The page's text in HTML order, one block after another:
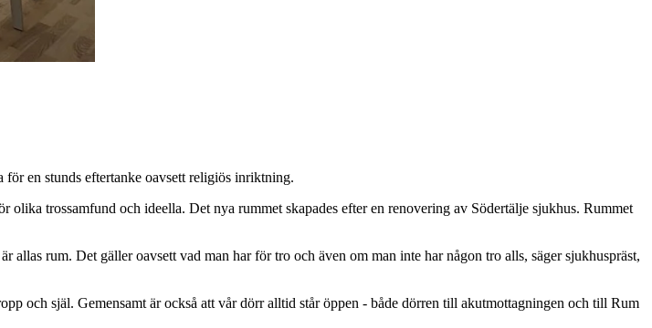
för en stunds eftertanke oavsett religiös inriktning.
trossamfund och ideella. Det nya rummet skapades efter en renovering av Södertälje sjukhus. Rummet
rum. Det gäller oavsett vad man har för tro och även om man inte har någon tro alls, säger sjukhuspräst,
och själ. Gemensamt är också att vår dörr alltid står öppen - både dörren till akutmottagningen och till Rum